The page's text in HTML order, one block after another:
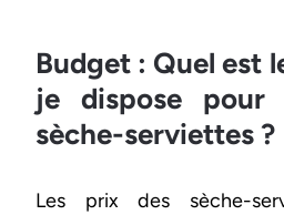
Budget : Quel est
je dispose pour
sèche-serviettes ?
Les prix des sèche-